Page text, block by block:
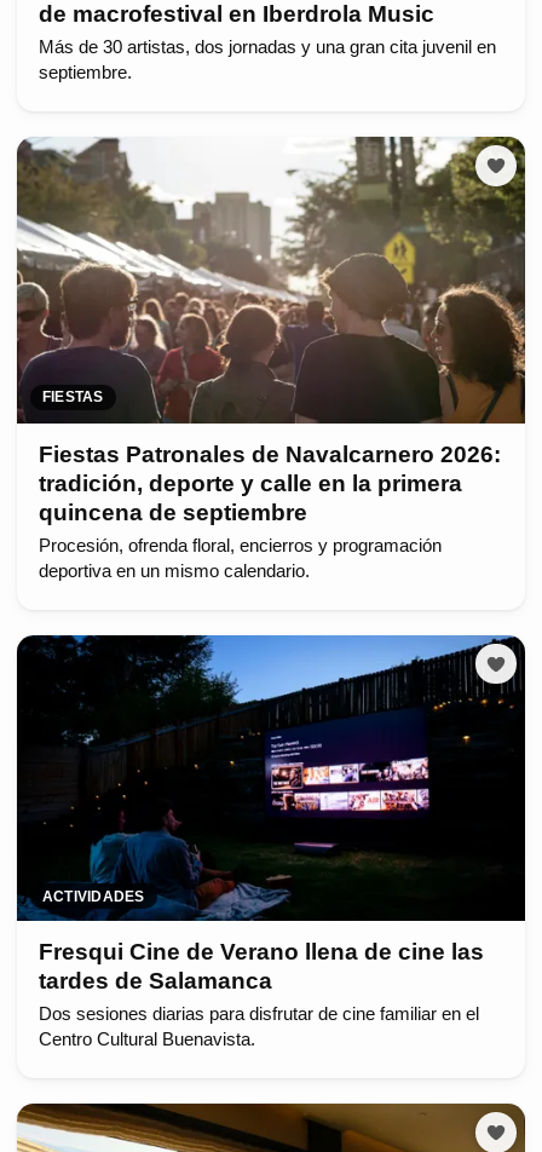
de macrofestival en Iberdrola Music
Más de 30 artistas, dos jornadas y una gran cita juvenil en
septiembre.
FIESTAS
Fiestas Patronales de Navalcarnero 2026:
tradición, deporte y calle en la primera
quincena de septiembre
Procesión, ofrenda floral, encierros y programación
deportiva en un mismo calendario.
ACTIVIDADES
Fresqui Cine de Verano llena de cine las
tardes de Salamanca
Dos sesiones diarias para disfrutar de cine familiar en el
Centro Cultural Buenavista.